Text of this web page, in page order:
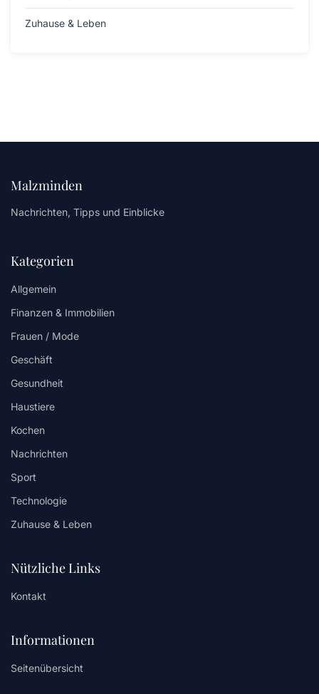
Zuhause & Leben
Malzminden
Nachrichten, Tipps und Einblicke
Kategorien
Allgemein
Finanzen & Immobilien
Frauen / Mode
Geschäft
Gesundheit
Haustiere
Kochen
Nachrichten
Sport
Technologie
Zuhause & Leben
Nützliche Links
Kontakt
Informationen
Seitenübersicht